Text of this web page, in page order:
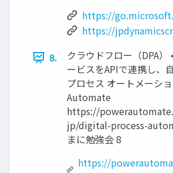
https://
https://
8.
クラウドフロー（DPA）
ービスをAPIで連携し、
プロセス オートメーシ
Automate
https://
jp/digital-process-
まに勉強会 8
https://